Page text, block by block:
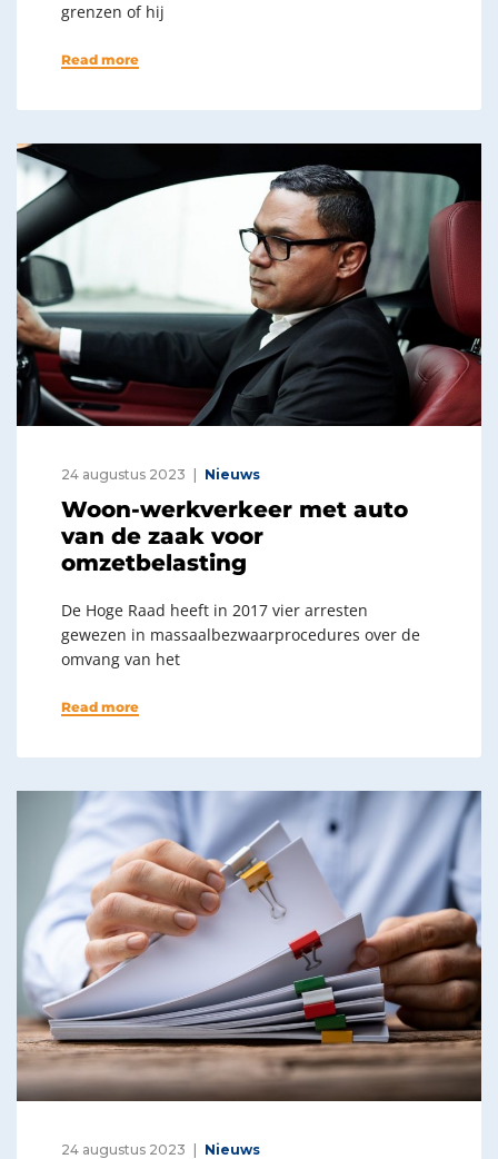
grenzen of hij
Read more
24 augustus 2023 Nieuws
Woon-werkverkeer met auto
van de zaak voor
omzetbelasting
De Hoge Raad heeft in 2017 vier arresten
gewezen in massaalbezwaarprocedures over de
omvang van het
Read more
24 augustus 2023 Nieuws